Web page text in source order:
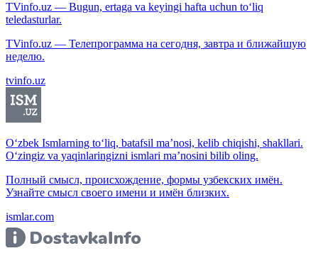
TVinfo.uz — Bugun, ertaga va keyingi hafta uchun to‘liq
teledasturlar.
TVinfo.uz — Телепрограмма на сегодня, завтра и ближайшую
неделю.
tvinfo.uz
O‘zbek Ismlarning to‘liq, batafsil ma’nosi, kelib chiqishi, shakllari.
O‘zingiz va yaqinlaringizni ismlari ma’nosini bilib oling.
Полный смысл, происхождение, формы узбекских имён.
Узнайте смысл своего имени и имён близких.
ismlar.com